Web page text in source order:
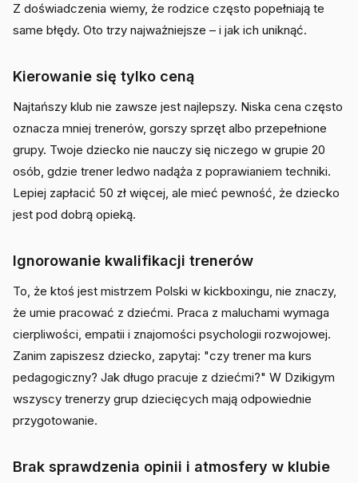
Z doświadczenia wiemy, że rodzice często popełniają te
same błędy. Oto trzy najważniejsze – i jak ich uniknąć.
Kierowanie się tylko ceną
Najtańszy klub nie zawsze jest najlepszy. Niska cena często
oznacza mniej trenerów, gorszy sprzęt albo przepełnione
grupy. Twoje dziecko nie nauczy się niczego w grupie 20
osób, gdzie trener ledwo nadąża z poprawianiem techniki.
Lepiej zapłacić 50 zł więcej, ale mieć pewność, że dziecko
jest pod dobrą opieką.
Ignorowanie kwalifikacji trenerów
To, że ktoś jest mistrzem Polski w kickboxingu, nie znaczy,
że umie pracować z dziećmi. Praca z maluchami wymaga
cierpliwości, empatii i znajomości psychologii rozwojowej.
Zanim zapiszesz dziecko, zapytaj: "czy trener ma kurs
pedagogiczny? Jak długo pracuje z dziećmi?" W Dzikigym
wszyscy trenerzy grup dziecięcych mają odpowiednie
przygotowanie.
Brak sprawdzenia opinii i atmosfery w klubie